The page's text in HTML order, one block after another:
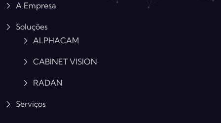
A Empresa
Soluções
ALPHACAM
CABINET VISION
RADAN
Serviços